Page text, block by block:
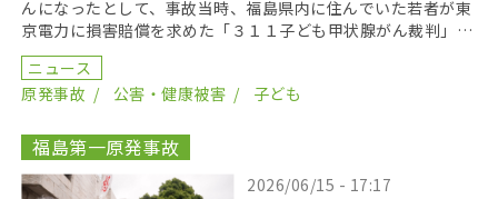
んになったとして、事故当時、福島県内に住んでいた若者が東
京電力に損害賠償を求めた「３１１子ども甲状腺がん裁判」の
第１８回口頭弁論が２０２６年６月１７日に開かれた。裁 […]
ニュース
原発事故
公害・健康被害 子ども
福島第一原発事故
2026/06/15 - 17:17